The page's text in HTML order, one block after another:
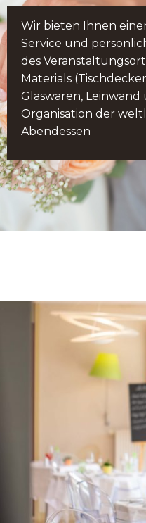
Wir bieten Ihnen
Service und
des
Materials
Glaswaren,
Organisation der
Abendessen